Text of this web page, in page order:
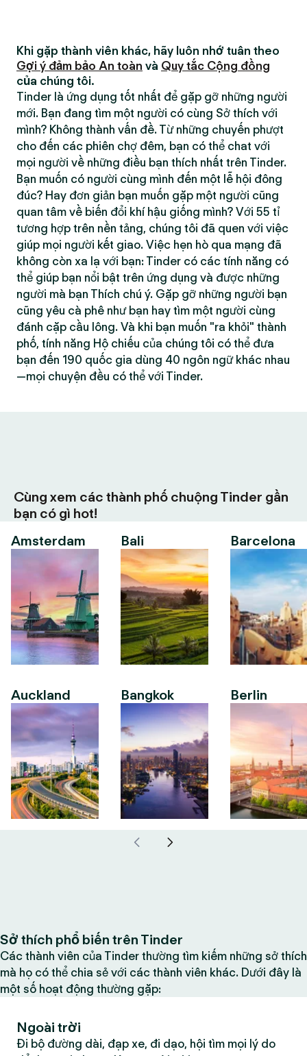
Khi gặp thành viên khác, hãy luôn nhớ tuân theo
Gợi ý đảm bảo An toàn và Quy tắc Cộng đồng
của chúng tôi.
Tinder là ứng dụng tốt nhất để gặp gỡ những người
mới. Bạn đang tìm một người có cùng Sở thích với
mình? Không thành vấn đề. Từ những chuyến phượt
cho đến các phiên chợ đêm, bạn có thể chat với
mọi người về những điều bạn thích nhất trên Tinder.
Bạn muốn có người cùng mình đến một lễ hội đông
đúc? Hay đơn giản bạn muốn gặp một người cũng
quan tâm về biến đổi khí hậu giống mình? Với 55 tỉ
tương hợp trên nền tảng, chúng tôi đã quen với việc
giúp mọi người kết giao. Việc hẹn hò qua mạng đã
không còn xa lạ với bạn: Tinder có các tính năng có
thể giúp bạn nổi bật trên ứng dụng và được những
người mà bạn Thích chú ý. Gặp gỡ những người bạn
cũng yêu cà phê như bạn hay tìm một người cùng
đánh cặp cầu lông. Và khi bạn muốn "ra khỏi" thành
phố, tính năng Hộ chiếu của chúng tôi có thể đưa
bạn đến 190 quốc gia dùng 40 ngôn ngữ khác nhau
—mọi chuyện đều có thể với Tinder.
Cùng xem các thành phố chuộng Tinder gần
bạn có gì hot!
Amsterdam
Auckland
Bali
Bangkok
Barcelona
Berlin
Sở thích phổ biến trên Tinder
Các thành viên của Tinder thường tìm kiếm những sở thích
mà họ có thể chia sẻ với các thành viên khác. Dưới đây là
một số hoạt động thường gặp:
Ngoài trời
Đi bộ đường dài, đạp xe, đi dạo, hội tìm mọi lý do